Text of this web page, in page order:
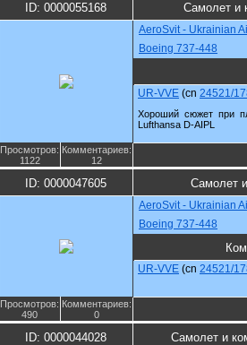
ID: 0000055168 Самолет и
AeroSvit - Ukrainian
Boeing 737-448
UR-VVE (cn 24521/
Хороший сюжет при
Lufthansa D-AIPL
Просмотров:
1122
Комментариев:
12
ID: 0000047605 Самолет
AeroSvit - Ukrainian
Boeing 737-448
UR-VVE (cn 24521/
Просмотров:
490
Комментариев:
0
ID: 0000044028 Самолет и